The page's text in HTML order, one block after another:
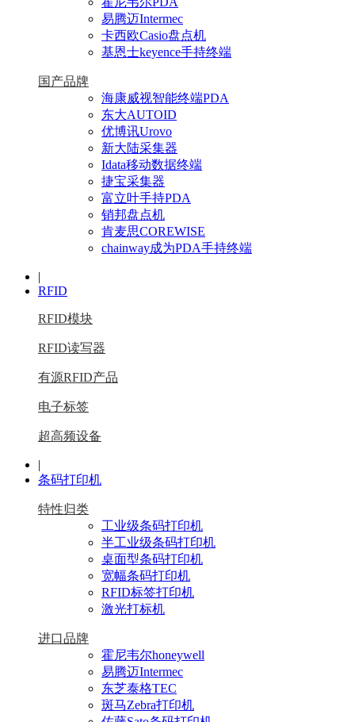
易腾迈Intermec
卡西欧Casio盘点机
基恩士keyence手持终端
国产品牌
海康威视智能终端PDA
东大AUTOID
优博讯Urovo
新大陆采集器
Idata移动数据终端
捷宝采集器
富立叶手持PDA
销邦盘点机
肯麦思COREWISE
chainway成为PDA手持终端
|
RFID
RFID模块
RFID读写器
有源RFID产品
电子标签
超高频设备
|
条码打印机
特性归类
工业级条码打印机
半工业级条码打印机
桌面型条码打印机
宽幅条码打印机
RFID标签打印机
激光打标机
进口品牌
霍尼韦尔honeywell
易腾迈Intermec
东芝泰格TEC
斑马Zebra打印机